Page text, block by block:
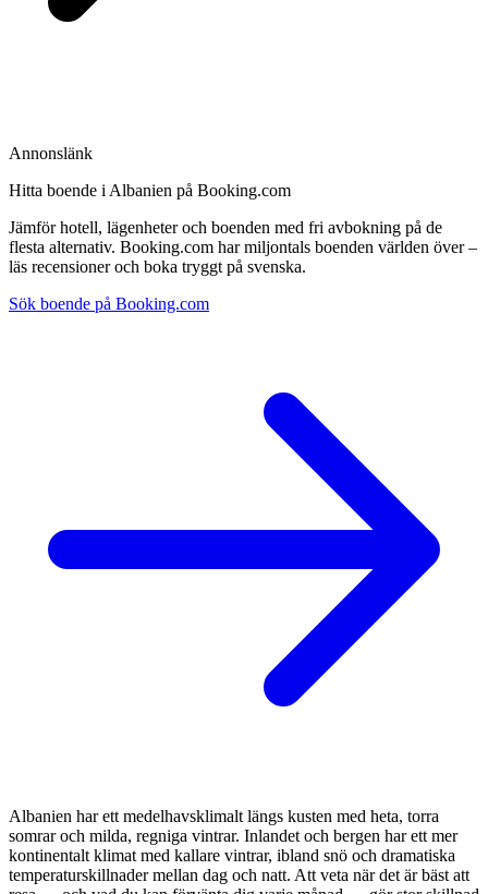
Annonslänk
Hitta boende i Albanien på Booking.com
Jämför hotell, lägenheter och boenden med fri avbokning på de
flesta alternativ. Booking.com har miljontals boenden världen över –
läs recensioner och boka tryggt på svenska.
Sök boende på Booking.com
Albanien har ett medelhavsklimalt längs kusten med heta, torra
somrar och milda, regniga vintrar. Inlandet och bergen har ett mer
kontinentalt klimat med kallare vintrar, ibland snö och dramatiska
temperaturskillnader mellan dag och natt. Att veta när det är bäst att